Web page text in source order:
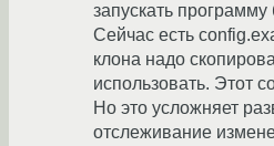
запускать
Сейчас есть
клона надо
использовать. Этот
Но это усложняет
отслеживание